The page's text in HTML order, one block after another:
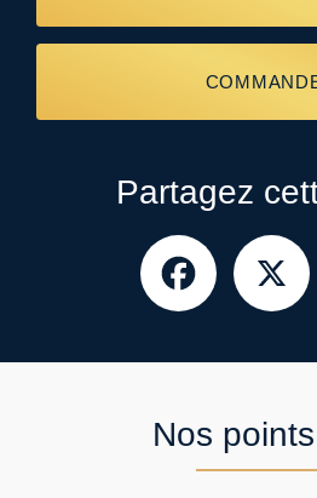
Partagez
Facebook
Nos